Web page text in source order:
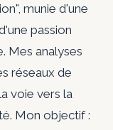
munie d'une
passion
Mes analyses
réseaux de
voie vers la
Mon objectif :